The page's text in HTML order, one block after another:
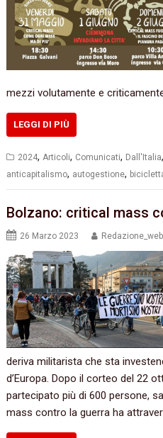
mezzi volutamente e
LEGGI DI PIÙ
2024, Articoli, Comunicati, Dall'Italia,
anticapitalismo, autogestione,
Bolzano: critical mass
26 Marzo 2023 Redazione_web
deriva militarista che sta
d’Europa. Dopo il corteo del 22
partecipato più di 600 persone,
mass contro la guerra ha